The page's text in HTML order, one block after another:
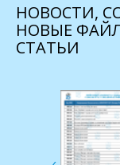
НОВОСТИ,
НОВЫЕ
СТАТЬИ